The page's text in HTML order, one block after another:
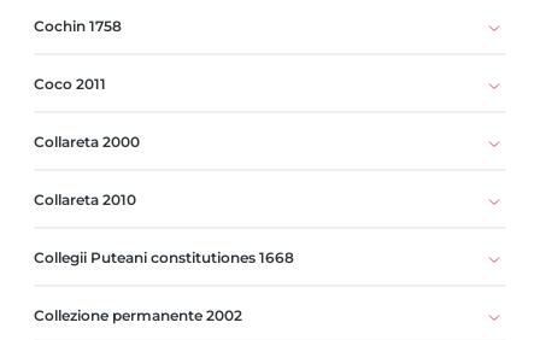
Cochin 1758
Coco 2011
Collareta 2000
Collareta 2010
Collegii Puteani constitutiones 1668
Collezione permanente 2002